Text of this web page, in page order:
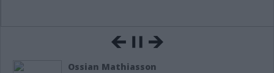
Ossian Mathiasson